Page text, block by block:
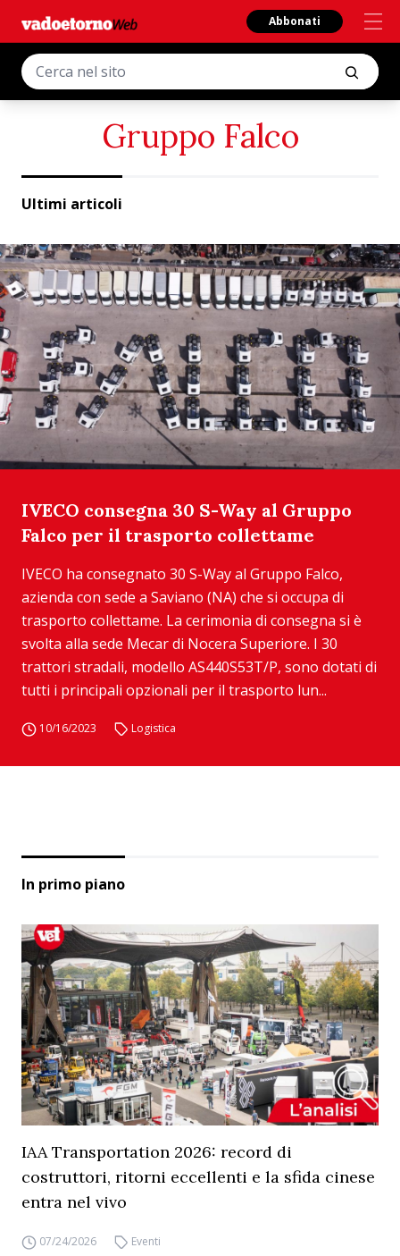
Abbonati
Gruppo Falco
Ultimi articoli
IVECO consegna 30 S-Way al Gruppo
Falco per il trasporto collettame
IVECO ha consegnato 30 S-Way al Gruppo Falco,
azienda con sede a Saviano (NA) che si occupa di
trasporto collettame. La cerimonia di consegna si è
svolta alla sede Mecar di Nocera Superiore. I 30
trattori stradali, modello AS440S53T/P, sono dotati di
tutti i principali opzionali per il trasporto lun...
10/16/2023 Logistica
In primo piano
IAA Transportation 2026: record di
costruttori, ritorni eccellenti e la sfida cinese
entra nel vivo
07/24/2026 Eventi